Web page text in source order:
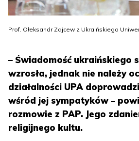
Prof. Ołeksandr Zajcew z Ukraińskiego
– Świadomość ukraińskiego
wzrosła, jednak nie należy
działalności UPA
wśród jej sympatyków –
rozmowie z PAP. Jego
religijnego kultu.